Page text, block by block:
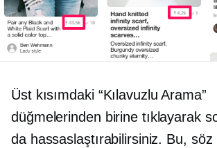
Üst kısımdaki “Kılavuzlu Arama”
düğmelerinden birine tıklayarak
da hassaslaştırabilirsiniz. Bu, söz